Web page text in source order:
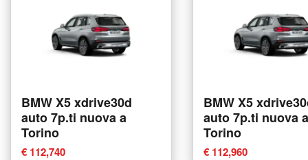
BMW X5 xdrive30d
auto 7p.ti nuova a
Torino
€ 112,740
BMW X5
auto 7p.ti nuova a
Torino
€ 112,960